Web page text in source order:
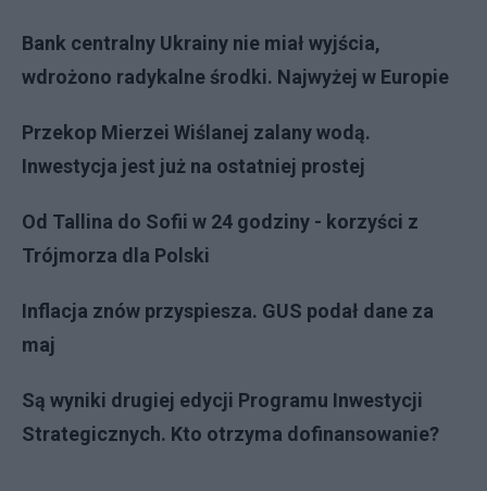
Bank centralny Ukrainy nie miał wyjścia,
wdrożono radykalne środki. Najwyżej w Europie
Przekop Mierzei Wiślanej zalany wodą.
Inwestycja jest już na ostatniej prostej
Od Tallina do Sofii w 24 godziny - korzyści z
Trójmorza dla Polski
Inflacja znów przyspiesza. GUS podał dane za
maj
Są wyniki drugiej edycji Programu Inwestycji
Strategicznych. Kto otrzyma dofinansowanie?